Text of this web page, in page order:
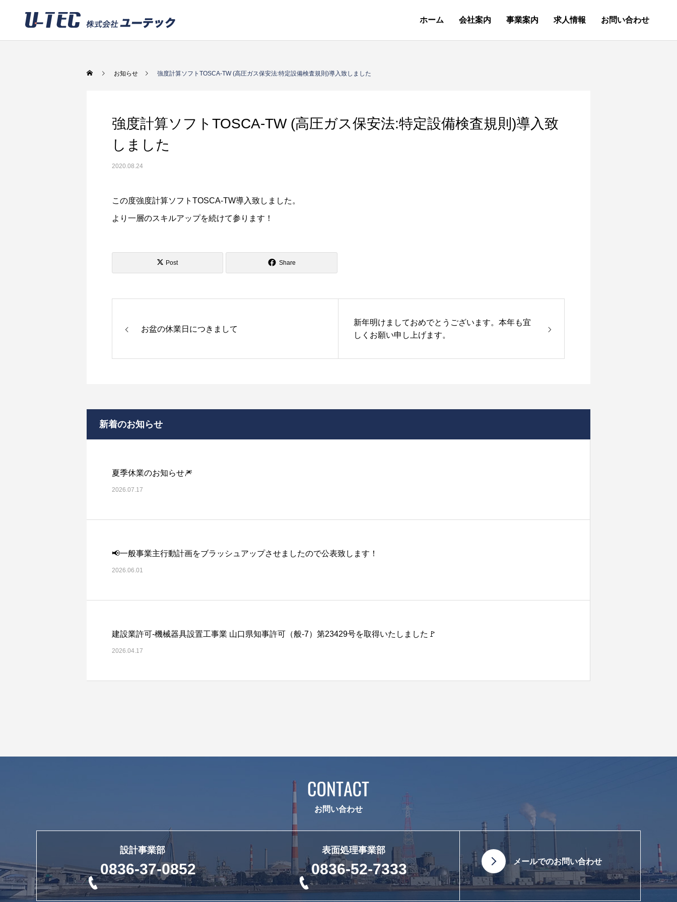
ホーム 会社案内 事業案内 求人情報 お問い合わせ
お知らせ 強度計算ソフトTOSCA-TW (高圧ガス保安法:特定設備検査規則)導入致しました
強度計算ソフトTOSCA-TW (高圧ガス保安法:特定設備検査規則)導入致
しました
2020.08.24
この度強度計算ソフトTOSCA-TW導入致しました。
より一層のスキルアップを続けて参ります！
Post Share
お盆の休業日につきまして
新年明けましておめでとうございます。本年も宜
しくお願い申し上げます。
新着のお知らせ
夏季休業のお知らせ🎆
2026.07.17
📢一般事業主行動計画をブラッシュアップさせましたので公表致します！
2026.06.01
建設業許可-機械器具設置工事業 山口県知事許可（般-7）第23429号を取得いたしました🚩
2026.04.17
お問い合わせ
設計事業部
0836-37-0852
表面処理事業部
0836-52-7333 メールでのお問い合わせ